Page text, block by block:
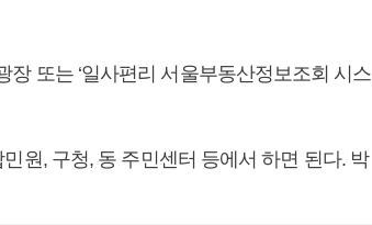
또는 ‘일사편리 서울부동산정보조회 시스
원, 구청, 동 주민센터 등에서 하면 된다. 박